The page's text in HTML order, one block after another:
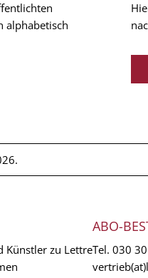
alphabetisch
Künstler zu Lettre
ABO-
Tel. 030